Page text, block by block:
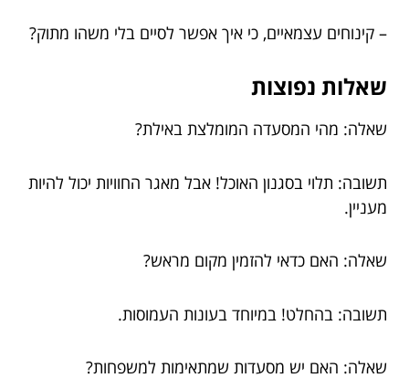
– קינוחים עצמאיים, כי איך אפשר לסיים בלי משהו מתוק?
שאלות נפוצות
שאלה: מהי המסעדה המומלצת באילת?
תשובה: תלוי בסגנון האוכל! אבל מאגר החוויות יכול להיות
מעניין.
שאלה: האם כדאי להזמין מקום מראש?
תשובה: בהחלט! במיוחד בעונות העמוסות.
שאלה: האם יש מסעדות שמתאימות למשפחות?